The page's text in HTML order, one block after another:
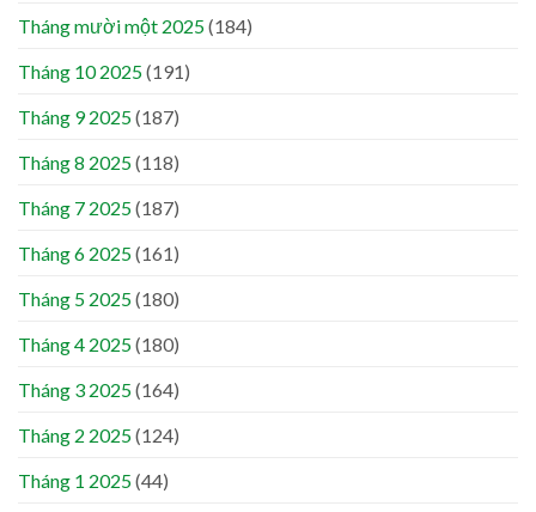
Tháng mười một 2025(184)
Tháng 10 2025(191)
Tháng 9 2025(187)
Tháng 8 2025(118)
Tháng 7 2025(187)
Tháng 6 2025(161)
Tháng 5 2025(180)
Tháng 4 2025(180)
Tháng 3 2025(164)
Tháng 2 2025(124)
Tháng 1 2025(44)